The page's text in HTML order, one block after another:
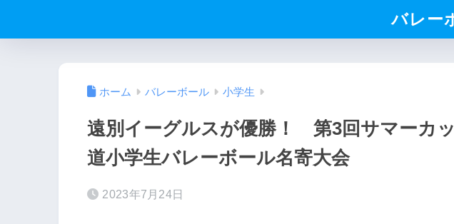
バレー
ホーム バレーボール 小学生
遠別イーグルスが優勝！ 第3回サマーカ
道小学生バレーボール名寄大会
2023年7月24日